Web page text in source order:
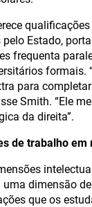
pelo Estado,
frequenta
formais.
para
Smith. “Ele
da direita”.
de trabalho em
dimensão de
que os